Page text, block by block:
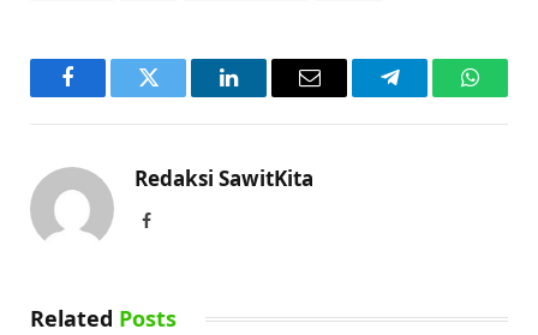
FacebookTwitter LinkedInEmail Telegram
Redaksi SawitKita
Facebook
Related Posts